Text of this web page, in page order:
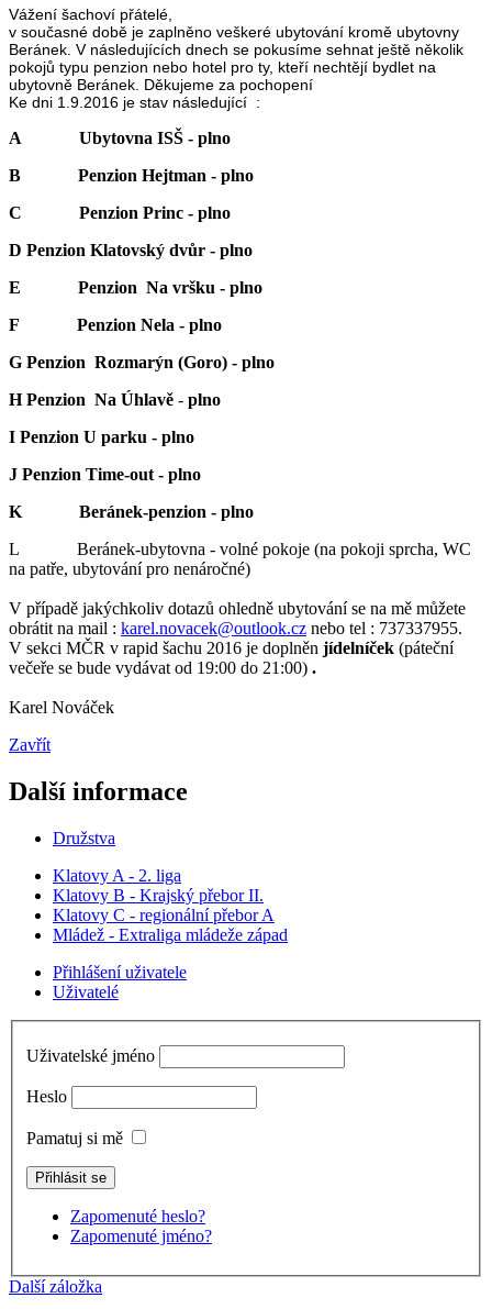
Vážení šachoví přátelé,
v současné době je zaplněno veškeré ubytování kromě ubytovny
Beránek. V následujících dnech se pokusíme sehnat ještě několik
pokojů typu penzion nebo hotel pro ty, kteří nechtějí bydlet na
ubytovně Beránek. Děkujeme za pochopení
Ke dni 1.9.2016 je stav následující :
A Ubytovna ISŠ - plno
B Penzion Hejtman - plno
C Penzion Princ - plno
D Penzion Klatovský dvůr - plno
E Penzion Na vršku - plno
F Penzion Nela - plno
G Penzion Rozmarýn (Goro) - plno
HPenzion Na Úhlavě - plno
I Penzion U parku - plno
J Penzion Time-out - plno
K Beránek-penzion - plno
L Beránek-ubytovna - volné pokoje (na pokoji sprcha, WC
na patře, ubytování pro nenáročné)
V případě jakýchkoliv dotazů ohledně ubytování se na mě můžete
obrátit na mail : karel.novacek@outlook.cz nebo tel : 737337955.
V sekci MČR v rapid šachu 2016 je doplněn jídelníček (páteční
večeře se bude vydávat od 19:00 do 21:00) .
Karel Nováček
Zavřít
Další informace
Družstva
Klatovy A - 2. liga
Klatovy B - Krajský přebor II.
Klatovy C - regionální přebor A
Mládež - Extraliga mládeže západ
Přihlášení uživatele
Uživatelé
Uživatelské jméno
Heslo
Pamatuj si mě
Zapomenuté heslo?
Zapomenuté jméno?
Další záložka